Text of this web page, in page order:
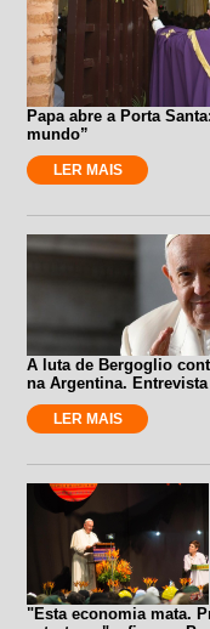
Papa abre a Porta
mundo”
LER MAIS
A luta de Bergoglio
na Argentina.
LER MAIS
"Esta economia mata.